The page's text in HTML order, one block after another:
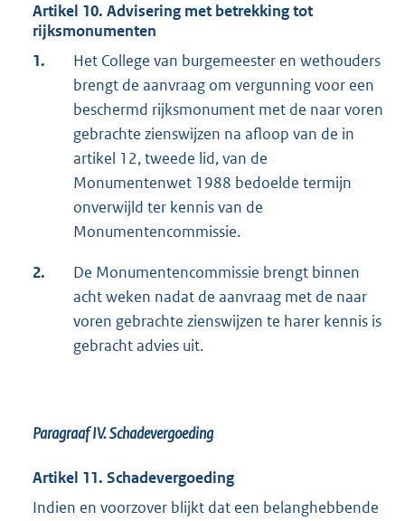
Artikel 10. Advisering met betrekking tot
rijksmonumenten
1.
Het College van burgemeester en wethouders
brengt de aanvraag om vergunning voor een
beschermd rijksmonument met de naar voren
gebrachte zienswijzen na afloop van de in
artikel 12, tweede lid, van de
Monumentenwet 1988 bedoelde termijn
onverwijld ter kennis van de
Monumentencommissie.
2.
De Monumentencommissie brengt binnen
acht weken nadat de aanvraag met de naar
voren gebrachte zienswijzen te harer kennis is
gebracht advies uit.
Paragraaf IV.Schadevergoeding
Artikel 11. Schadevergoeding
Indien en voorzover blijkt dat een belanghebbende